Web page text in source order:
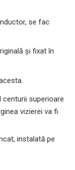
se fac
și fixat în
centurii superioare
vizierei va fi
instalată pe